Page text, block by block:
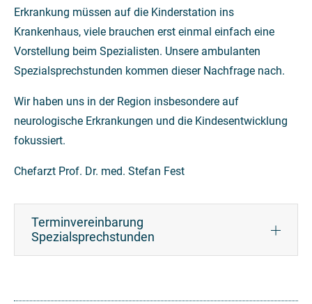
Erkrankung müssen auf die Kinderstation ins
Krankenhaus, viele brauchen erst einmal einfach eine
Vorstellung beim Spezialisten. Unsere ambulanten
Spezialsprechstunden kommen dieser Nachfrage nach.
Wir haben uns in der Region insbesondere auf
neurologische Erkrankungen und die Kindesentwicklung
fokussiert.
Chefarzt Prof. Dr. med. Stefan Fest
Terminvereinbarung
Spezialsprechstunden